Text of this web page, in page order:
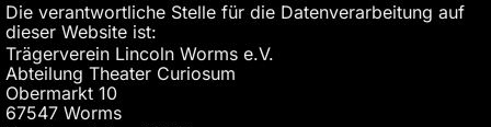
Die verantwortliche Stelle für die Datenverarbeitung auf
dieser Website ist:
Trägerverein Lincoln Worms e.V.
Abteilung Theater Curiosum
Obermarkt 10
67547 Worms